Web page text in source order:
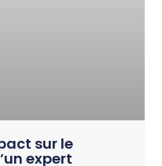
sur le
expert